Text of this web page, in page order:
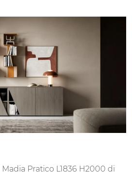
Pratico L1836 H2000 di